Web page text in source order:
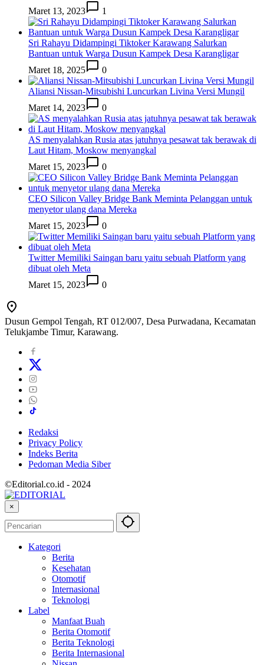
Maret 13, 2023
1
Sri Rahayu Didampingi Tiktoker Karawang Salurkan
Bantuan untuk Warga Dusun Kampek Desa Karangligar
Maret 18, 2025
0
Aliansi Nissan-Mitsubishi Luncurkan Livina Versi Mungil
Maret 14, 2023
0
AS menyalahkan Rusia atas jatuhnya pesawat tak berawak di
Laut Hitam, Moskow menyangkal
Maret 15, 2023
0
CEO Silicon Valley Bridge Bank Meminta Pelanggan untuk
menyetor ulang dana Mereka
Maret 15, 2023
0
Twitter Memiliki Saingan baru yaitu sebuah Platform yang
dibuat oleh Meta
Maret 15, 2023
0
Dusun Gempol Tengah, RT 012/007, Desa Purwadana, Kecamatan
Telukjambe Timur, Karawang.
Redaksi
Privacy Policy
Indeks Berita
Pedoman Media Siber
©Editorial.co.id - 2024
×
Kategori
Berita
Kesehatan
Otomotif
Internasional
Teknologi
Label
Manfaat Buah
Berita Otomotif
Berita Teknologi
Berita Internasional